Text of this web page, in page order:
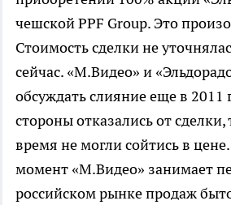
чешской PPF Group. Это
Стоимость сделки не
сейчас. «М.Видео» и
обсуждать слияние еще в 2011
стороны отказались от сделки,
время не могли сойтись в
момент «М.Видео» занимает
российском рынке продаж